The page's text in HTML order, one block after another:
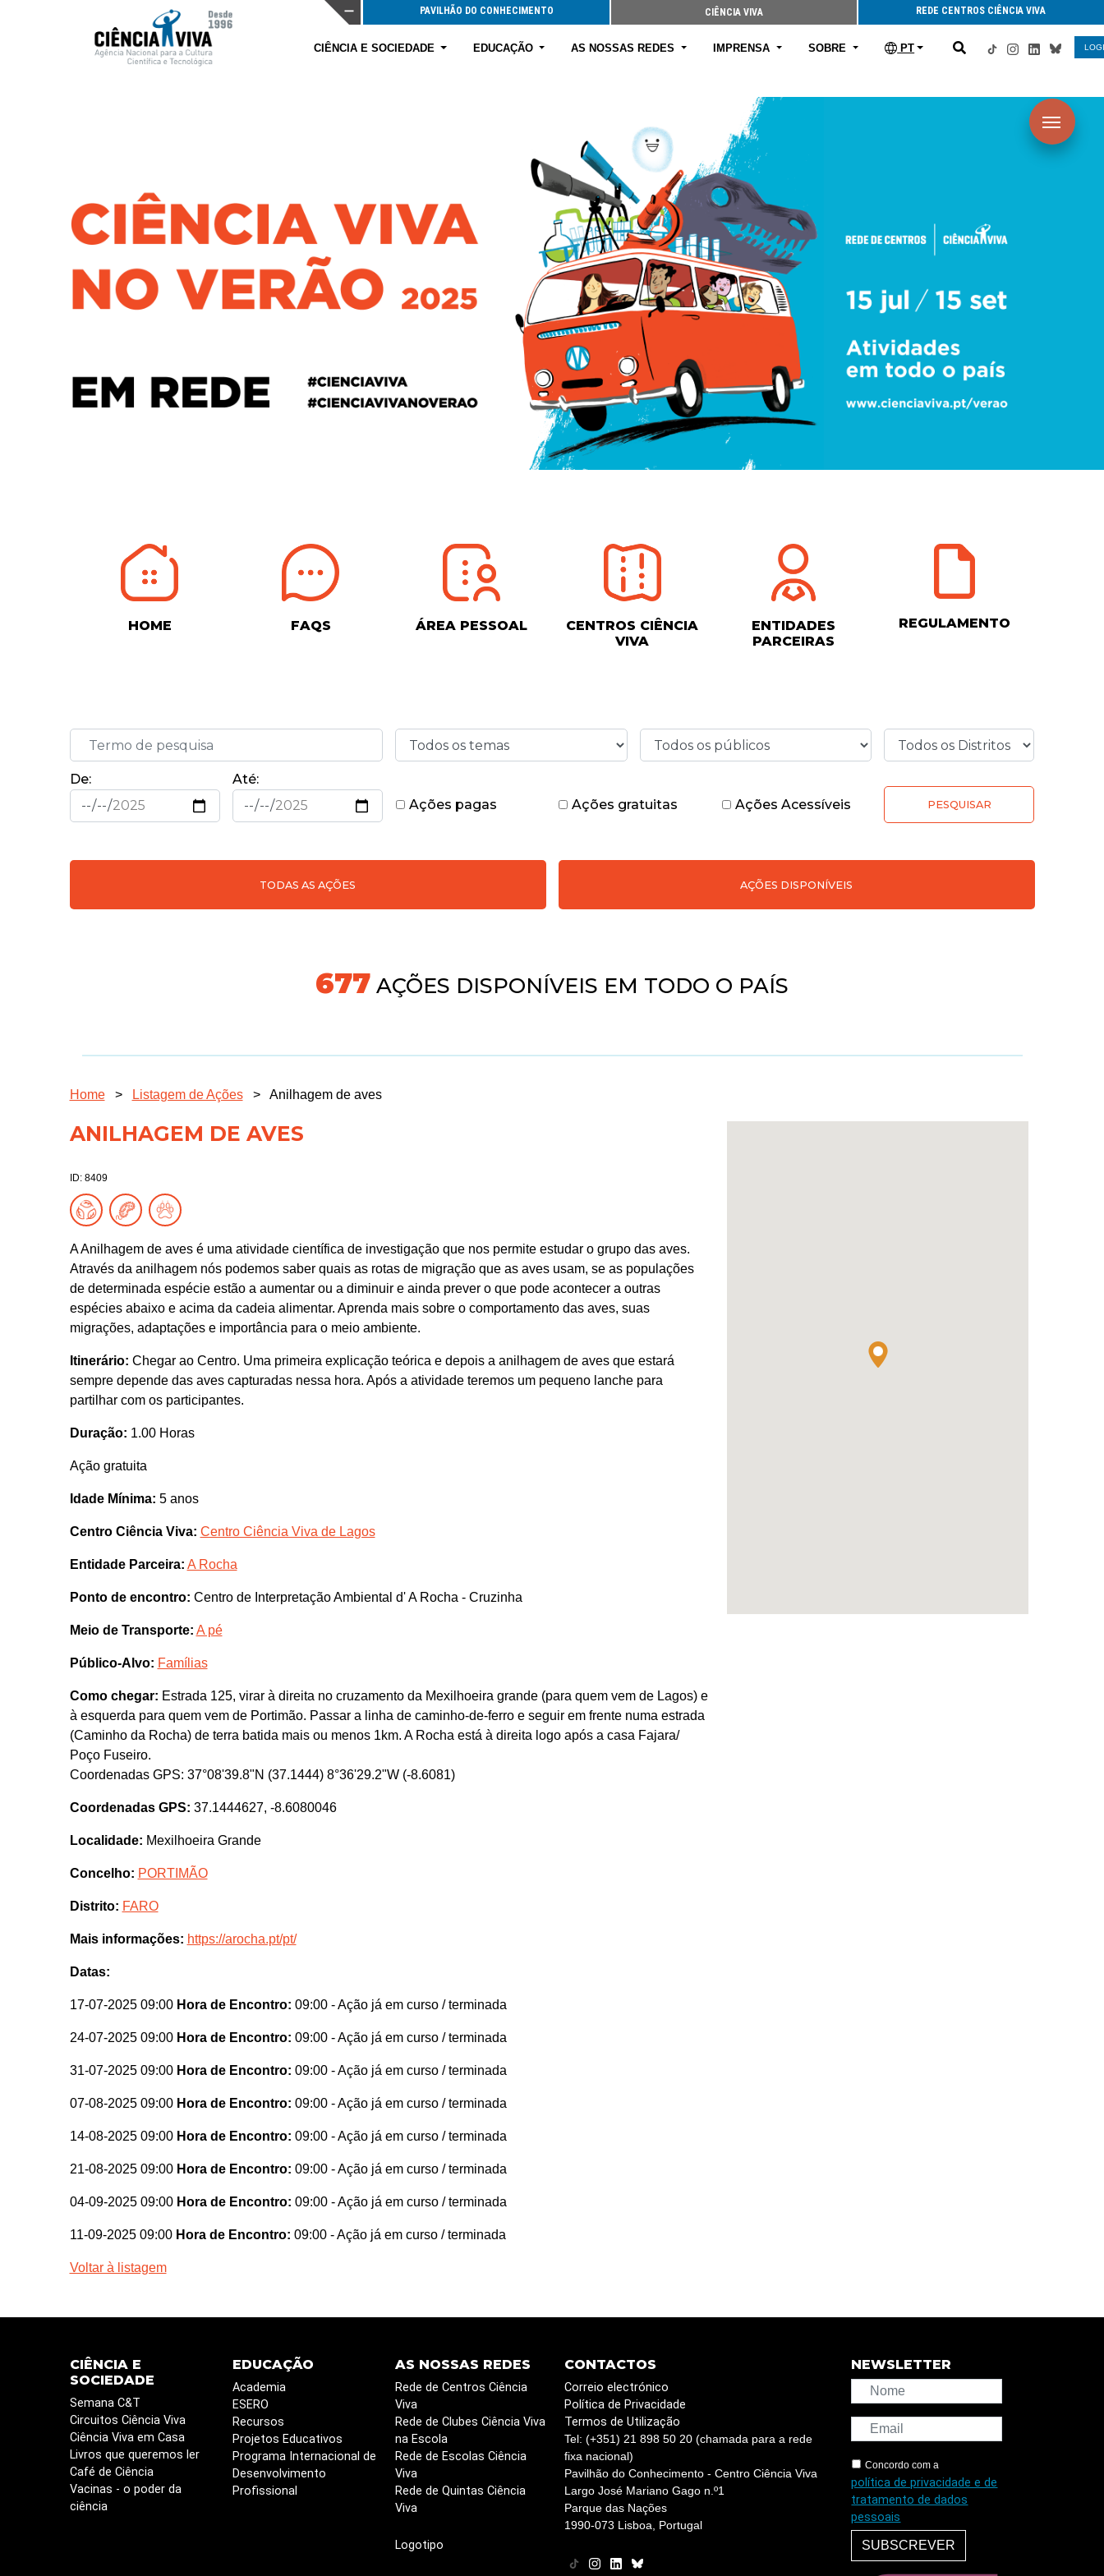
PAVILHÃO DO CONHECIMENTO CIÊNCIA VIVA REDE CENTROS CIÊNCIA VIVA
CIÊNCIA E SOCIEDADE EDUCAÇÃO AS NOSSAS REDES IMPRENSA SOBRE PT
HOME FAQS ÁREA PESSOAL
CENTROS CIÊNCIA
VIVA
ENTIDADES
PARCEIRAS
REGULAMENTO
De:
Até:
Ações pagas
Ações gratuitas Ações Acessíveis PESQUISAR
TODAS AS AÇÕES AÇÕES DISPONÍVEIS
745AÇÕES DISPONÍVEIS EM TODO O PAÍS
Home > Listagem de Ações > Anilhagem de aves
ANILHAGEM DE AVES
ID: 8409
A Anilhagem de aves é uma atividade científica de investigação que nos permite estudar o grupo das aves.
Através da anilhagem nós podemos saber quais as rotas de migração que as aves usam, se as populações
de determinada espécie estão a aumentar ou a diminuir e ainda prever o que pode acontecer a outras
espécies abaixo e acima da cadeia alimentar. Aprenda mais sobre o comportamento das aves, suas
migrações, adaptações e importância para o meio ambiente.
Itinerário: Chegar ao Centro. Uma primeira explicação teórica e depois a anilhagem de aves que estará
sempre depende das aves capturadas nessa hora. Após a atividade teremos um pequeno lanche para
partilhar com os participantes.
Duração: 1.00 Horas
Ação gratuita
Idade Mínima: 5 anos
Centro Ciência Viva: Centro Ciência Viva de Lagos
Entidade Parceira: A Rocha
Ponto de encontro: Centro de Interpretação Ambiental d' A Rocha - Cruzinha
Meio de Transporte: A pé
Público-Alvo: Famílias
Como chegar: Estrada 125, virar à direita no cruzamento da Mexilhoeira grande (para quem vem de Lagos) e
à esquerda para quem vem de Portimão. Passar a linha de caminho-de-ferro e seguir em frente numa estrada
(Caminho da Rocha) de terra batida mais ou menos 1km. A Rocha está à direita logo após a casa Fajara/
Poço Fuseiro.
Coordenadas GPS: 37°08'39.8"N (37.1444) 8°36'29.2"W (-8.6081)
Coordenadas GPS: 37.1444627, -8.6080046
Localidade: Mexilhoeira Grande
Concelho: PORTIMÃO
Distrito: FARO
Mais informações: https://arocha.pt/pt/
Datas:
17-07-2025 09:00 Hora de Encontro: 09:00 - Ação já em curso / terminada
24-07-2025 09:00 Hora de Encontro: 09:00 - Ação já em curso / terminada
31-07-2025 09:00 Hora de Encontro: 09:00 - Ação já em curso / terminada
07-08-2025 09:00 Hora de Encontro: 09:00 - Ação já em curso / terminada
14-08-2025 09:00 Hora de Encontro: 09:00 - Ação já em curso / terminada
21-08-2025 09:00 Hora de Encontro: 09:00 - Ação já em curso / terminada
04-09-2025 09:00 Hora de Encontro: 09:00 - Ação já em curso / terminada
11-09-2025 09:00 Hora de Encontro: 09:00 - Ação já em curso / terminada
Voltar à listagem
CIÊNCIA E
SOCIEDADE
Semana C&T
Circuitos Ciência Viva
Ciência Viva em Casa
Livros que queremos ler
Café de Ciência
Vacinas - o poder da
ciência
EDUCAÇÃO
Academia
ESERO
Recursos
Projetos Educativos
Programa Internacional de
Desenvolvimento
Profissional
AS NOSSAS REDES
Rede de Centros Ciência
Viva
Rede de Clubes Ciência Viva
na Escola
Rede de Escolas Ciência
Viva
Rede de Quintas Ciência
Viva
Logotipo
CONTACTOS
Correio electrónico
Política de Privacidade
Termos de Utilização
Tel: (+351) 21 898 50 20 (chamada para a rede
fixa nacional)
Pavilhão do Conhecimento - Centro Ciência Viva
Largo José Mariano Gago n.º1
Parque das Nações
1990-073 Lisboa, Portugal
NEWSLETTER
Concordo com a
política de privacidade e de
tratamento de dados
pessoais
SUBSCREVER